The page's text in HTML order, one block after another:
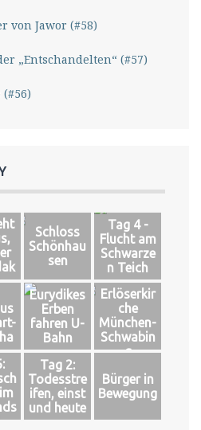
von Jawor (#58)
„Entschandelten“ (#57)
Schloss
Schönhau
sen
Tag 4 -
Flucht am
Schwarze
n Teich
Eurydikes
Erben
fahren U-
Bahn
Erlöserkir
che
München-
Schwabin
g
Tag 2:
Todesstre
ifen, einst
und heute
Bürger in
Bewegung